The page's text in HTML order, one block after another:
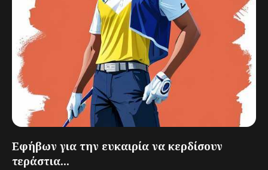
Εφήβων για την ευκαιρία να κερδίσουν
τεράστια...